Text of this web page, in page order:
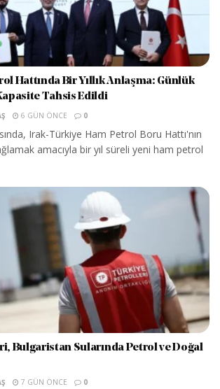
Hattında Bir Yıllık Anlaşma: Günlük
Tahsis Edildi
6 GÜN ÖNCE 0
Irak-Türkiye Ham Petrol Boru Hattı'nın
amacıyla bir yıl süreli yeni ham petrol
Bulgaristan Sularında Petrol ve Doğal
7 GÜN ÖNCE 0